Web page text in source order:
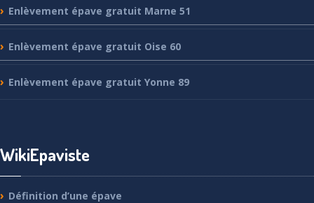
Enlèvement épave gratuit Marne 51
Enlèvement épave gratuit Oise 60
Enlèvement épave gratuit Yonne 89
WikiEpaviste
Définition d’une épave